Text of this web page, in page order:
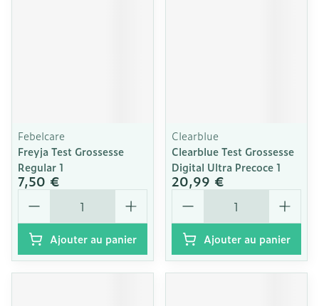
Febelcare
Freyja Test Grossesse
Regular 1
7,50 €
Quantité
Ajouter au panier
Clearblue
Clearblue Test Grossesse
Digital Ultra Precoce 1
20,99 €
Quantité
Ajouter au panier